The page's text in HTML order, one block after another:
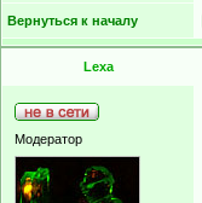
Вернуться к началу
Lexa
Модератор